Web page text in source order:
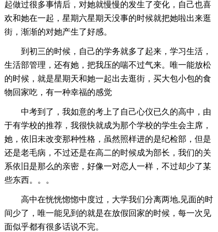
起做过很多事情后，对她就慢慢的发生了变化，自己也喜
欢和她在一起，星期六星期天没事的时候就把她啦出来逛
街，渐渐的对她产生了好感。
到初三的时候，自己的学务就多了起来，学习生活，
生活部管理，还有她，把我压的喘不过气来。唯一能放松
的时候，就是星期天和她一起出去逛街，买大包小包的食
物回家吃，有一种幸福的感觉
中考到了，我如意的考上了自己心仪已久的高中，由
于有学校的推荐，我很快就成为那个学校的学生会主席，
她，依旧未改变那种性格，虽然照样进的是纪检部，但是
还是老毛病，不过还是在高二的时候成为部长，我们的关
系依旧是那么的亲密，好像一对恋人一样，不过却少了某
些东西。。。
高中在恍恍惚惚中度过，大学我们分离两地,见面的时
间少了，唯一能见到的就是在放假回家的时候，每一次见
面似乎都有很多话说不完。